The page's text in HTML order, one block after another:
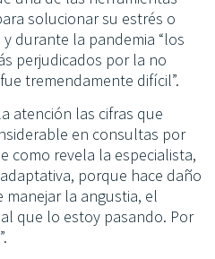
solucionar su estrés o
durante la pandemia “los
perjudicados por la no
tremendamente difícil”.
atención las cifras que
en consultas por
como revela la especialista,
porque hace daño
manejar la angustia, el
que lo estoy pasando. Por